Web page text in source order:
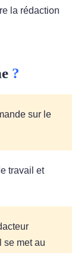
la rédaction
?
sur le
travail et
se met au